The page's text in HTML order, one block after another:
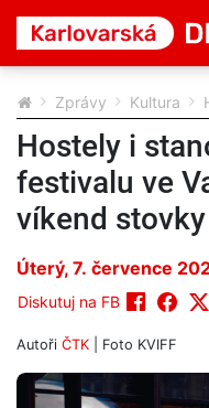
Zprávy Kultura
Hostely i
festivalu ve
víkend
Úterý, 7. července
Diskutuj na FB
Autoři ČTK | Foto KVIFF